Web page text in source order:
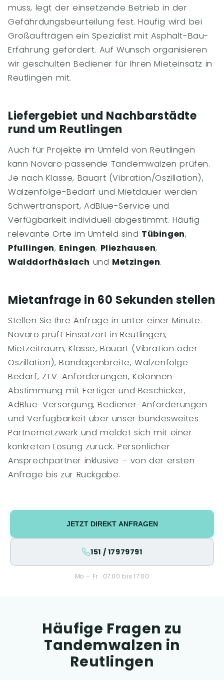
muss, legt der einsetzende Betrieb in der
Gefährdungsbeurteilung fest. Häufig wird bei
Großaufträgen ein Spezialist mit Asphalt-Bau-
Erfahrung gefordert. Auf Wunsch organisieren
wir geschulten Bediener für Ihren Mieteinsatz in
Reutlingen mit.
Liefergebiet und Nachbarstädte
rund um Reutlingen
Auch für Projekte im Umfeld von Reutlingen
kann Novaro passende Tandemwalzen prüfen.
Je nach Klasse, Bauart (Vibration/Oszillation),
Walzenfolge-Bedarf und Mietdauer werden
Schwertransport, AdBlue-Service und
Verfügbarkeit individuell abgestimmt. Häufig
relevante Orte im Umfeld sind Tübingen,
Pfullingen, Eningen, Pliezhausen,
Walddorfhäslach und Metzingen.
Mietanfrage in 60 Sekunden stellen
Stellen Sie Ihre Anfrage in unter einer Minute.
Novaro prüft Einsatzort in Reutlingen,
Mietzeitraum, Klasse, Bauart (Vibration oder
Oszillation), Bandagenbreite, Walzenfolge-
Bedarf, ZTV-Anforderungen, Kolonnen-
Abstimmung mit Fertiger und Beschicker,
AdBlue-Versorgung, Bediener-Anforderungen
und Verfügbarkeit über unser bundesweites
Partnernetzwerk und meldet sich mit einer
konkreten Lösung zurück. Persönlicher
Ansprechpartner inklusive – von der ersten
Anfrage bis zur Rückgabe.
JETZT DIREKT ANFRAGEN
151 / 17979791
Mo – Fr · 07:00 bis 17:00
Häufige Fragen zu
Tandemwalzen in
Reutlingen